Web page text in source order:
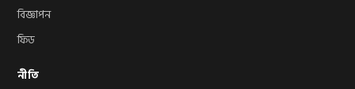
বিজ্ঞাপন
ফিড
নীতি